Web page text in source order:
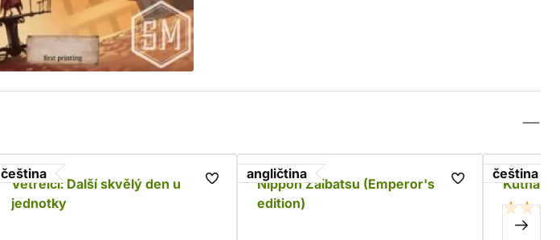
čeština
Vetřelci: Další skvělý den u
jednotky
angličtina
Nippon Zaibatsu (Emperor's
edition)
čeština
Kutná